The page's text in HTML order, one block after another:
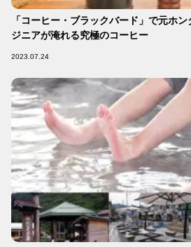
「コーヒー・ブラックバード」で元ホ
ジニアが淹れる究極のコーヒー
2023.07.24